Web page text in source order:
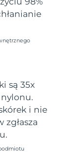
są 35x
i nie
zgłasza
czas dostawy
czas dostawy
11/8/26
czas dostawy
12/8/26
czas dostawy